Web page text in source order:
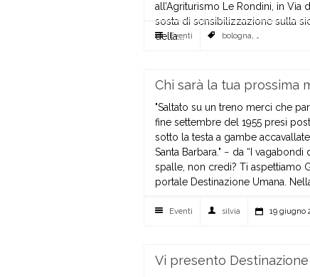
all’Agriturismo Le Rondini, in Via
sosta di sensibilizzazione sulla
della...
Eventi bologna, passeggiate
Chi sarà la tua prossima
"Saltato su un treno merci che
fine settembre del 1955 presi
sotto la testa a gambe
Santa Barbara." − da “I
spalle, non credi? Ti aspettiamo
portale Destinazione Umana.
Eventi silvia 19 giugno
Vi presento